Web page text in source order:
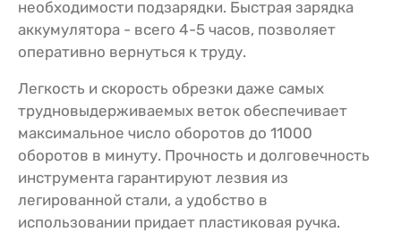
необходимости подзарядки. Быстрая зарядка
аккумулятора - всего 4-5 часов, позволяет
оперативно вернуться к труду.
Легкость и скорость обрезки даже самых
трудновыдерживаемых веток обеспечивает
максимальное число оборотов до 11000
оборотов в минуту. Прочность и долговечность
инструмента гарантируют лезвия из
легированной стали, а удобство в
использовании придает пластиковая ручка.